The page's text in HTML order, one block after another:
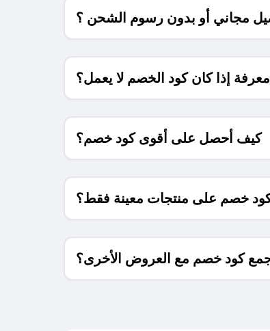
مجاني أو بدون رسوم الشحن ؟
إذا كان كود الخصم لا يعمل؟
كيف أحصل على أقوى كود خصم؟
خصم على منتجات معينة فقط؟
كود خصم مع العروض الأخرى؟